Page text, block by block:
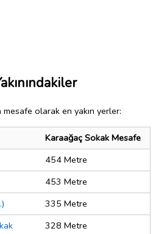
mesafe olarak en yakın yerler:
Karaağaç Sokak Mesafe
454 Metre
453 Metre
335 Metre
328 Metre